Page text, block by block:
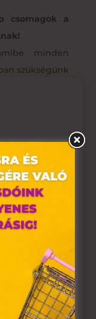
csomagok a
minden
szükségünk
papírok. De
„süti")
Ön
2003. évi C.
az
szolgáltatások
valamint
használjuk.
országain
és ezeknek a